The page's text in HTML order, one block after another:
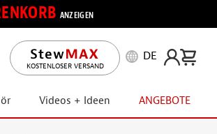
ANZEIGEN
KOSTENLOSER VERSAND
DE
Videos + Ideen ANGEBOTE